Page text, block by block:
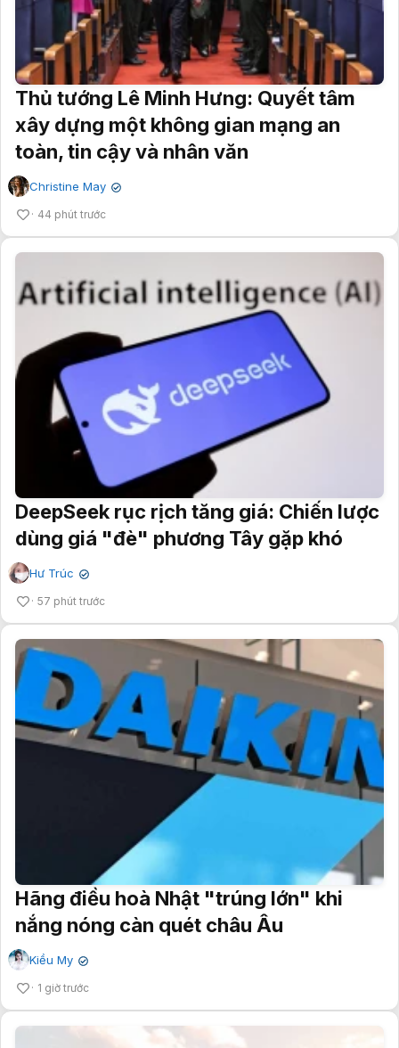
Thủ tướng Lê Minh Hưng: Quyết tâm
xây dựng một không gian mạng an
toàn, tin cậy và nhân văn
Christine May ✔
44 phút trước
DeepSeek rục rịch tăng giá: Chiến lược
dùng giá "đè" phương Tây gặp khó
Hư Trúc ✔
57 phút trước
Hãng điều hoà Nhật "trúng lớn" khi
nắng nóng càn quét châu Âu
Kiều My ✔
1 giờ trước